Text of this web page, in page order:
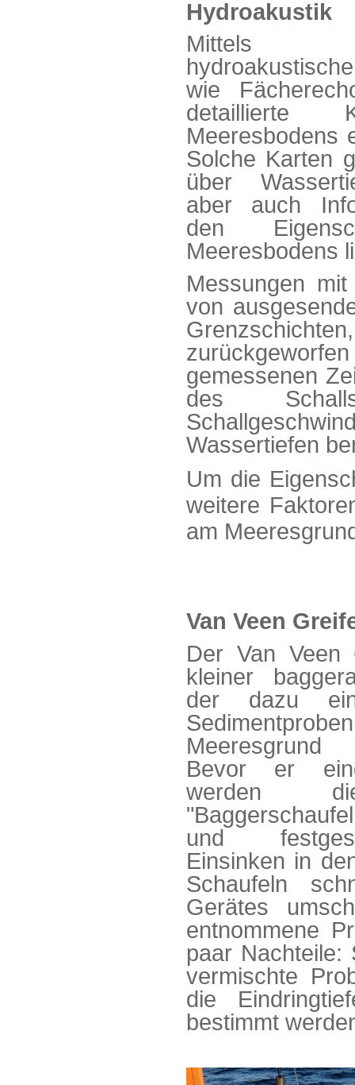
Hydroakustik
Mittels
wie
detaillierte
Meeresbodens
Solche Karten
über
aber auch
den
Meeresbodens
Messungen
von
gemessenen
des
Wassertiefen
Um die
weitere
am
Van Veen
Der Van Veen
kleiner
der dazu
Bevor er
werden
und
Einsinken in
Schaufeln
Gerätes
entnommene
paar Nachteile:
vermischte
die
bestimmt